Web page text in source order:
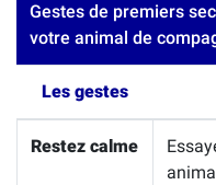
Gestes de premiers
votre animal de
Les gestes
Restez calme